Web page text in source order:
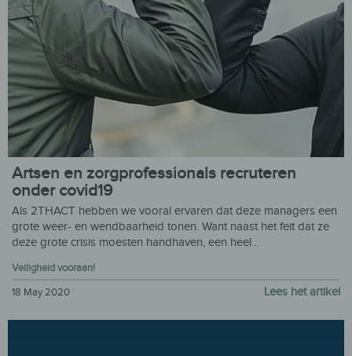
Artsen en zorgprofessionals recruteren
onder covid19
Als 2THACT hebben we vooral ervaren dat deze managers een
grote weer- en wendbaarheid tonen. Want naast het feit dat ze
deze grote crisis moesten handhaven, een heel…
Veiligheid vooraan!
18 May 2020 Lees het artikel